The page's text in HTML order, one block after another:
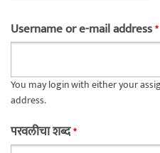
Username or e-mail address*
You may login with either your
address.
परवलीचा शब्द*